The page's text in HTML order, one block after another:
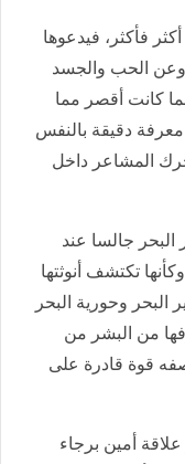
فأكثر، فيدعوها
وعن الحب والجسد
كانت أقصر مما
دقيقة بالنفس
المشاعر داخل
البحر جالسا عند
تكتشف أنوثتها
البحر وحورية البحر
من البشر من
قوة قادرة على
أمين برجاء